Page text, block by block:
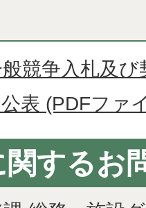
競争入札及
表 (PDFファ
するお